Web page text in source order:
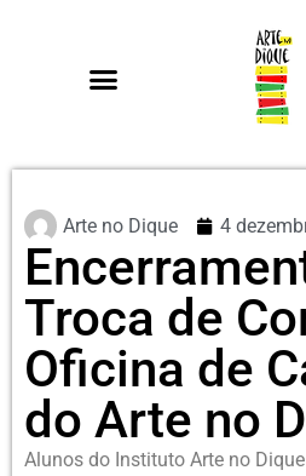
Arte no Dique 4
Troca de
Oficina de
do Arte no
Alunos do Instituto Arte no